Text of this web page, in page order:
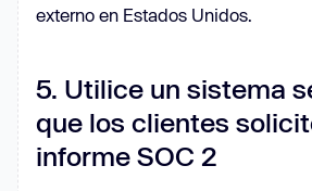
externo en Estados Unidos.
5. Utilice un sistema
que los clientes
informe SOC 2